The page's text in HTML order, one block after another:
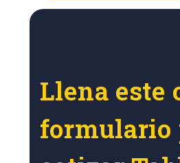
Llena este
formulario